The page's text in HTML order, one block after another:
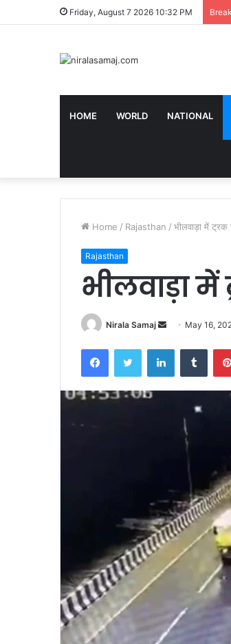
Friday, August 7 2026 10:32 PM
HOME WORLD NATIONAL
Home / Rajasthan / भीलवाड़ा में ट्रक
Rajasthan
भीलवाड़ा में
Nirala Samaj
Send May 16,
FacebookTwitter LinkedIn